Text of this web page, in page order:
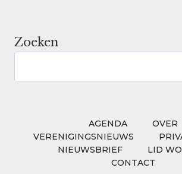
Zoeken
AGENDA
OVER
VERENIGINGSNIEUWS
NIEUWSBRIEF
LID
CONTACT